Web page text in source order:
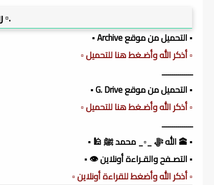
.▫️
▪️ التحميل من موقع Archive ▪️
▫️ أذكر الله وأضـغط هنا للتحميل ▫️
ـــــــــــــــ
▪️ التحميل من موقع G. Drive ▪️
▫️ أذكر الله وأضـغط هنا للتحميل ▫️
ـــــــــــــــ
▪️ 🕋 الله ﷻ _▫️_ محمد ﷺ 🕌 ▪️
▪️ التصـفح والقـراءة أونلاين 👁️ ▪️
▫️ أذكر الله وأضغط للقراءة أونلاين ▫️